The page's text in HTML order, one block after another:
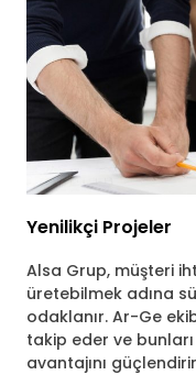
Yenilikçi Projeler
Alsa Grup, müşteri
üretebilmek adına
odaklanır. Ar-Ge
takip eder ve
avantajını